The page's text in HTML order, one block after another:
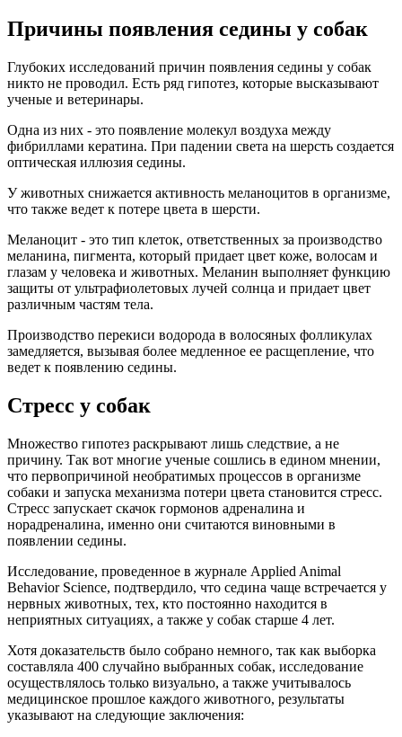
Причины появления седины у собак
Глубоких исследований причин появления седины у собак
никто не проводил. Есть ряд гипотез, которые высказывают
ученые и ветеринары.
Одна из них - это появление молекул воздуха между
фибриллами кератина. При падении света на шерсть создается
оптическая иллюзия седины.
У животных снижается активность меланоцитов в организме,
что также ведет к потере цвета в шерсти.
Меланоцит - это тип клеток, ответственных за производство
меланина, пигмента, который придает цвет коже, волосам и
глазам у человека и животных. Меланин выполняет функцию
защиты от ультрафиолетовых лучей солнца и придает цвет
различным частям тела.
Производство перекиси водорода в волосяных фолликулах
замедляется, вызывая более медленное ее расщепление, что
ведет к появлению седины.
Стресс у собак
Множество гипотез раскрывают лишь следствие, а не
причину. Так вот многие ученые сошлись в едином мнении,
что первопричиной необратимых процессов в организме
собаки и запуска механизма потери цвета становится стресс.
Стресс запускает скачок гормонов адреналина и
норадреналина, именно они считаются виновными в
появлении седины.
Исследование, проведенное в журнале Applied Animal
Behavior Science, подтвердило, что седина чаще встречается у
нервных животных, тех, кто постоянно находится в
неприятных ситуациях, а также у собак старше 4 лет.
Хотя доказательств было собрано немного, так как выборка
составляла 400 случайно выбранных собак, исследование
осуществлялось только визуально, а также учитывалось
медицинское прошлое каждого животного, результаты
указывают на следующие заключения: